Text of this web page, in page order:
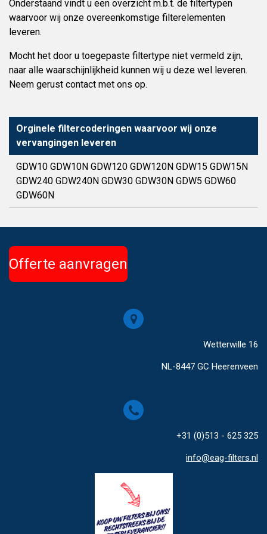
Onderstaand vindt u een overzicht m.b.t. de filtertypen
waarvoor wij onze overeenkomstige filterelementen
leveren.
Mocht het door u toegepaste filtertype niet vermeld zijn,
naar alle waarschijnlijkheid kunnen wij u deze wel leveren.
Neem gerust contact met ons op.
Orginele filtercoderingen waarvoor wij onze
vervangingen leveren
GDW10 GDW10N GDW120 GDW120N GDW15 GDW15N
GDW240 GDW240N GDW30 GDW30N GDW5 GDW60
GDW60N
Offerte aanvragen
Wetterwille 16
NL-8447 GC Heerenveen
+31 (0)513 - 625 325
info@eag-filters.nl